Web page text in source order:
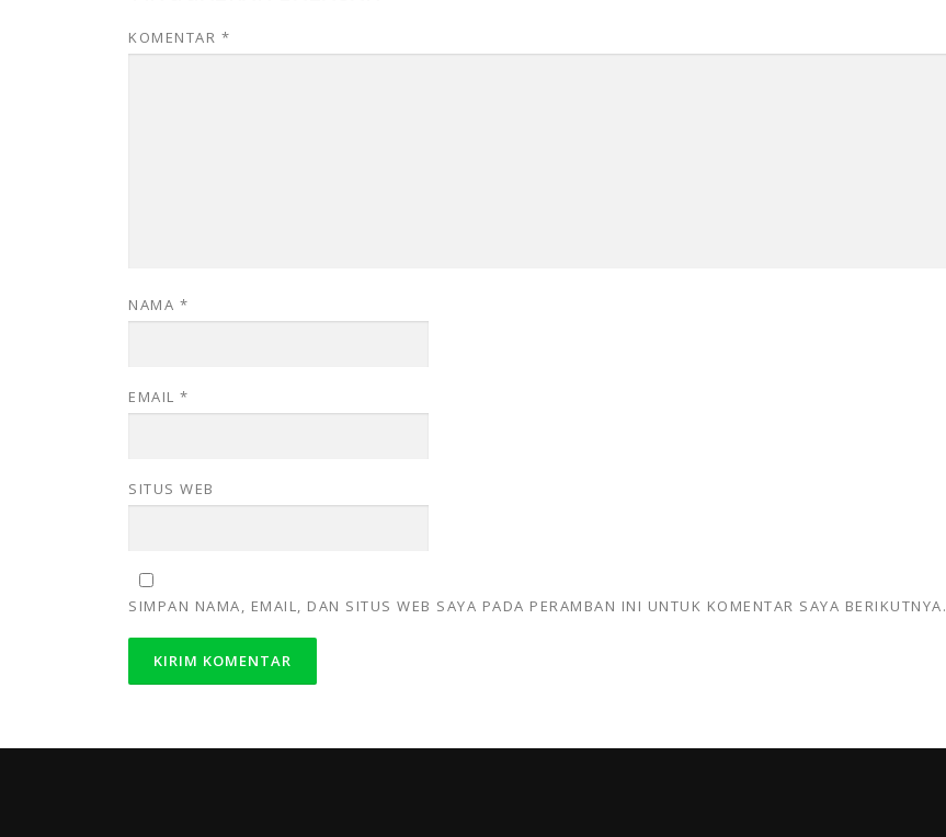
KOMENTAR *
NAMA *
EMAIL *
SITUS WEB
SIMPAN NAMA, EMAIL, DAN SITUS WEB SAYA PADA PERAMBAN INI UNTUK KOMENTAR SAYA BERIKUTNYA.